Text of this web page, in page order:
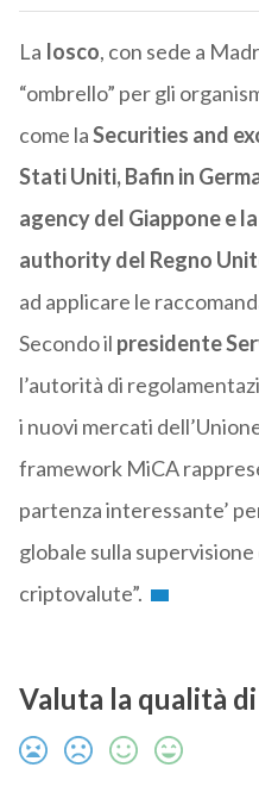
La Iosco, con sede a
“ombrello” per gli
come laSecurities and
Stati Uniti, Bafin in
agency del Giappone e
authority del Regno
ad applicare le
Secondo il presidente
l’autorità di
i nuovi mercati
framework MiCA
partenza interessante’
globale sulla
criptovalute”.
Valuta la qualità